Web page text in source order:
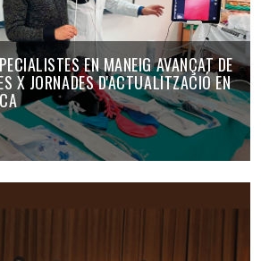
EN MANEIG AVANÇAT DE
X JORNADES D'ACTUALITZACIÓ EN